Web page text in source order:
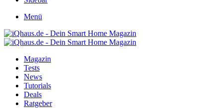
Menü
Magazin
Tests
News
Tutorials
Deals
Ratgeber